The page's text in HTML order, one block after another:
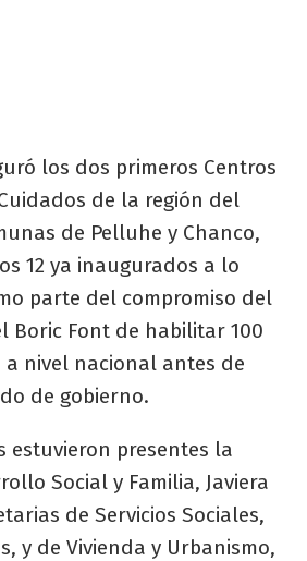
los dos primeros Centros
de la región del
de Pelluhe y Chanco,
12 ya inaugurados a lo
parte del compromiso del
Boric Font de habilitar 100
a nivel nacional antes de
de gobierno.
estuvieron presentes la
Social y Familia, Javiera
de Servicios Sociales,
y de Vivienda y Urbanismo,